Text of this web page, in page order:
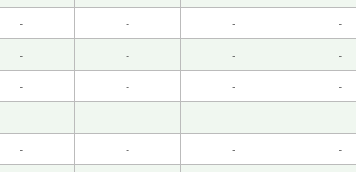
业公司需要您的能力。我也继续努力加油～！ 那期待下次再
说明非常好了！下次的上课也请多多关照！
年代。我高中毕时，百分之三十左右的学生上大学或者短大学
憾。
- - - -
- - - -
- - - -
- - - -
- - - -